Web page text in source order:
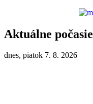
Aktuálne počasie
dnes, piatok 7. 8. 2026